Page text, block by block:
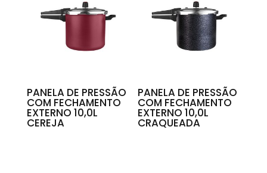
PANELA DE PRESSÃO
COM FECHAMENTO
EXTERNO 10,0L
CEREJA
PANELA DE PRESSÃO
COM FECHAMENTO
EXTERNO 10,0L
CRAQUEADA